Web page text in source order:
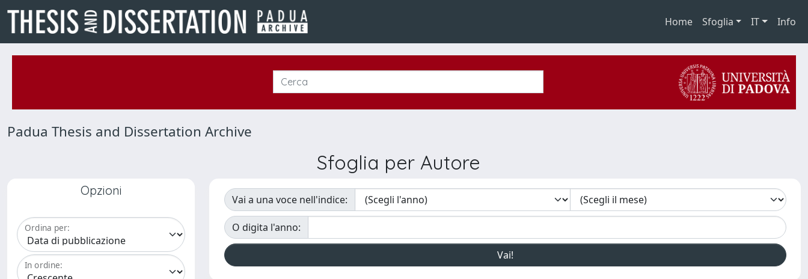
Home Sfoglia IT Info
Padua Thesis and Dissertation Archive
Sfoglia per Autore
Opzioni
Ordina per:
In ordine:
Vai a una voce nell'indice:
O digita l'anno: